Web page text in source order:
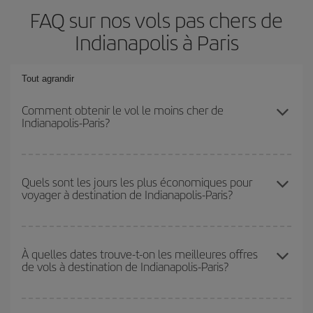
FAQ sur nos vols pas chers de
Indianapolis à Paris
Tout agrandir
Comment obtenir le vol le moins cher de
Indianapolis-Paris?
bénéficiez du tarif le plus bas en évitant les hautes saisons, en
achetant à l'avance et en restant flexible sur les dates et les
Quels sont les jours les plus économiques pour
voyager à destination de Indianapolis-Paris?
vous suffit de lancer une recherche dans notre
moteur de
recherche de vols économiques. Dites-nous d'où vous partez,
À quelles dates trouve-t-on les meilleures offres
de vols à destination de Indianapolis-Paris?